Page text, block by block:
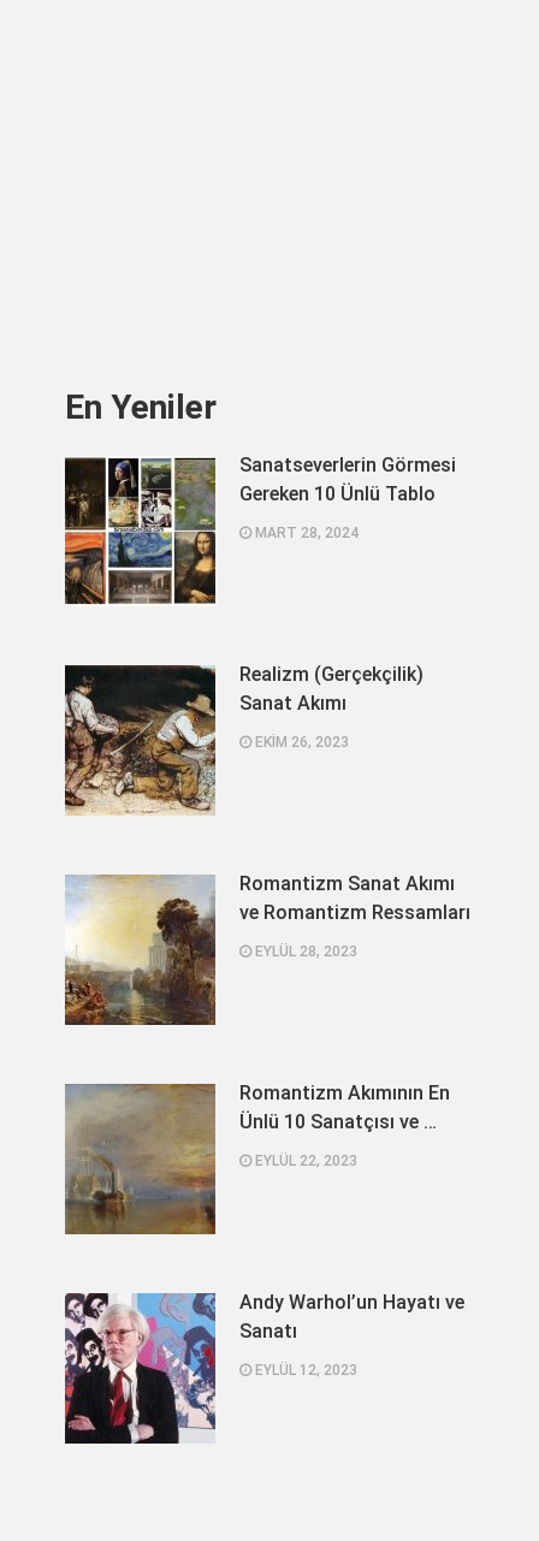
En Yeniler
Sanatseverlerin Görmesi
Gereken 10 Ünlü Tablo
MART 28, 2024
Realizm (Gerçekçilik)
Sanat Akımı
EKIM 26, 2023
Romantizm Sanat Akımı
ve Romantizm Ressamları
EYLÜL 28, 2023
Romantizm Akımının En
Ünlü 10 Sanatçısı ve …
EYLÜL 22, 2023
Andy Warhol’un Hayatı ve
Sanatı
EYLÜL 12, 2023